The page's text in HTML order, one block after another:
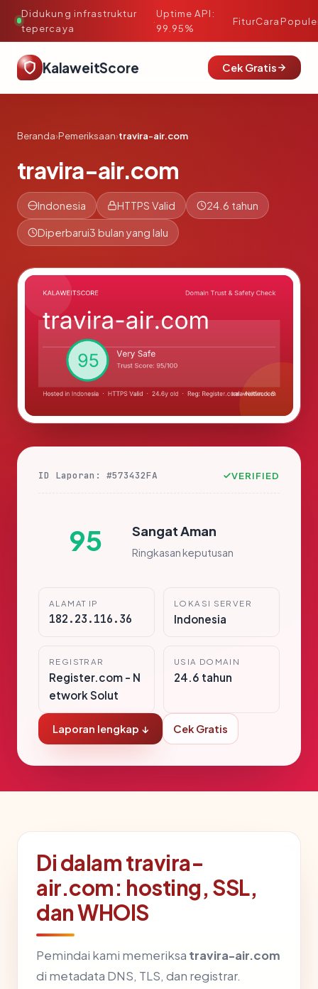
Didukung infrastruktur
tepercaya
·
Uptime API:
99.95%
FiturCara
KalaweitScore Cek Gratis
Beranda›Pemeriksaan›travira-air.com
travira-air.com
Indonesia HTTPS Valid 24.6 tahun
Diperbarui3 bulan yang lalu
ID Laporan: #573432FA VERIFIED
95 Sangat Aman
Ringkasan keputusan
ALAMAT IP
182.23.116.36
LOKASI SERVER
Indonesia
REGISTRAR
Register.com - N
etwork Solut
USIA DOMAIN
24.6 tahun
Laporan lengkap ↓ Cek Gratis
Di dalam travira-
air.com: hosting, SSL,
dan WHOIS
Pemindai kami memeriksa travira-air.com
di metadata DNS, TLS, dan registrar.